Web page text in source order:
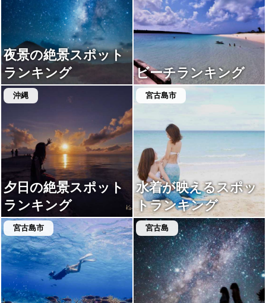
夜景の絶景スポット
ランキング
ビーチランキング
沖縄
夕日の絶景スポット
ランキング
宮古島市
水着が映えるスポッ
トランキング
宮古島市 宮古島